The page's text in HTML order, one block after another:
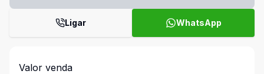
Ligar WhatsApp
Valor venda